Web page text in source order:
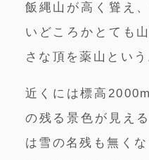
飯縄山が高く聳え
いどころかとても
さな頂を薬山という
近くには標高
の残る景色が見え
は雪の名残も無くな